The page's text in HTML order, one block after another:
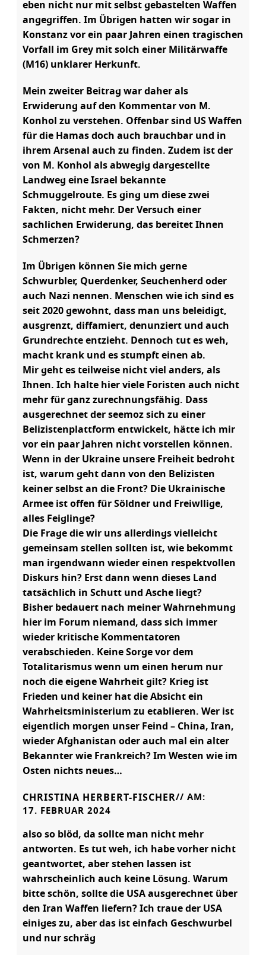
eben nicht nur mit selbst gebastelten Waffen
angegriffen. Im Übrigen hatten wir sogar in
Konstanz vor ein paar Jahren einen tragischen
Vorfall im Grey mit solch einer Militärwaffe
(M16) unklarer Herkunft.
Mein zweiter Beitrag war daher als
Erwiderung auf den Kommentar von M.
Konhol zu verstehen. Offenbar sind US Waffen
für die Hamas doch auch brauchbar und in
ihrem Arsenal auch zu finden. Zudem ist der
von M. Konhol als abwegig dargestellte
Landweg eine Israel bekannte
Schmuggelroute. Es ging um diese zwei
Fakten, nicht mehr. Der Versuch einer
sachlichen Erwiderung, das bereitet Ihnen
Schmerzen?
Im Übrigen können Sie mich gerne
Schwurbler, Querdenker, Seuchenherd oder
auch Nazi nennen. Menschen wie ich sind es
seit 2020 gewohnt, dass man uns beleidigt,
ausgrenzt, diffamiert, denunziert und auch
Grundrechte entzieht. Dennoch tut es weh,
macht krank und es stumpft einen ab.
Mir geht es teilweise nicht viel anders, als
Ihnen. Ich halte hier viele Foristen auch nicht
mehr für ganz zurechnungsfähig. Dass
ausgerechnet der seemoz sich zu einer
Belizistenplattform entwickelt, hätte ich mir
vor ein paar Jahren nicht vorstellen können.
Wenn in der Ukraine unsere Freiheit bedroht
ist, warum geht dann von den Belizisten
keiner selbst an die Front? Die Ukrainische
Armee ist offen für Söldner und Freiwllige,
alles Feiglinge?
Die Frage die wir uns allerdings vielleicht
gemeinsam stellen sollten ist, wie bekommt
man irgendwann wieder einen respektvollen
Diskurs hin? Erst dann wenn dieses Land
tatsächlich in Schutt und Asche liegt?
Bisher bedauert nach meiner Wahrnehmung
hier im Forum niemand, dass sich immer
wieder kritische Kommentatoren
verabschieden. Keine Sorge vor dem
Totalitarismus wenn um einen herum nur
noch die eigene Wahrheit gilt? Krieg ist
Frieden und keiner hat die Absicht ein
Wahrheitsministerium zu etablieren. Wer ist
eigentlich morgen unser Feind – China, Iran,
wieder Afghanistan oder auch mal ein alter
Bekannter wie Frankreich? Im Westen wie im
Osten nichts neues…
CHRISTINA HERBERT-FISCHER// AM:
17. FEBRUAR 2024
also so blöd, da sollte man nicht mehr
antworten. Es tut weh, ich habe vorher nicht
geantwortet, aber stehen lassen ist
wahrscheinlich auch keine Lösung. Warum
bitte schön, sollte die USA ausgerechnet über
den Iran Waffen liefern? Ich traue der USA
einiges zu, aber das ist einfach Geschwurbel
und nur schräg